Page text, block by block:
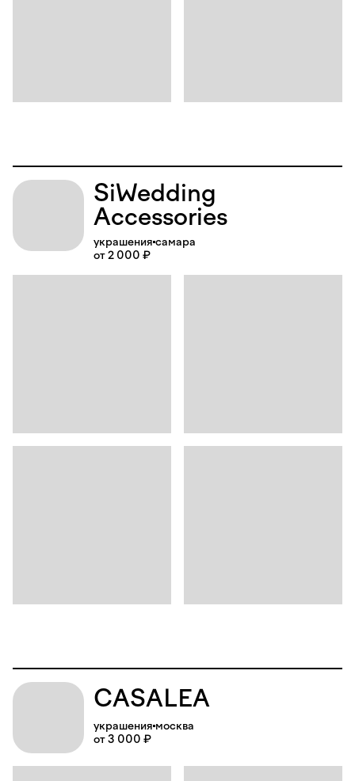
SiWedding
Accessories
украшения самара
от 2 000 ₽
CASALEA
украшения москва
от 3 000 ₽